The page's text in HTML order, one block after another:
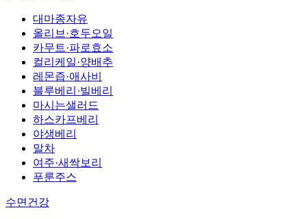
대마종자유
올리브·호두오일
카무트·파로효소
컬리케일·양배추
레몬즙·애사비
블루베리·빌베리
마시는샐러드
하스카프베리
야생베리
말차
여주·새싹보리
푸룬주스
수면건강